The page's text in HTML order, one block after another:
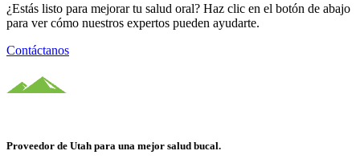
¿Estás listo para mejorar tu salud oral? Haz clic en el botón de abajo
para ver cómo nuestros expertos pueden ayudarte.
Contáctanos
Proveedor de Utah para una mejor salud bucal.